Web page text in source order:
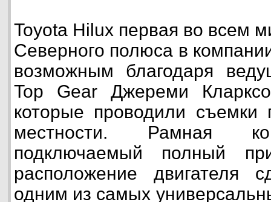
Toyota Hilux первая во всем
Северного полюса в
возможным благодаря
Top Gear Джереми
которые проводили
местности. Рамная
подключаемый полный
расположение двигателя
одним из самых